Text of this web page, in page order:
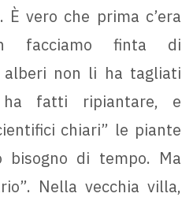
vero che prima c’era
facciamo finta di
non li ha tagliati
fatti ripiantare, e
chiari” le piante
bisogno di tempo. Ma
Nella vecchia villa,